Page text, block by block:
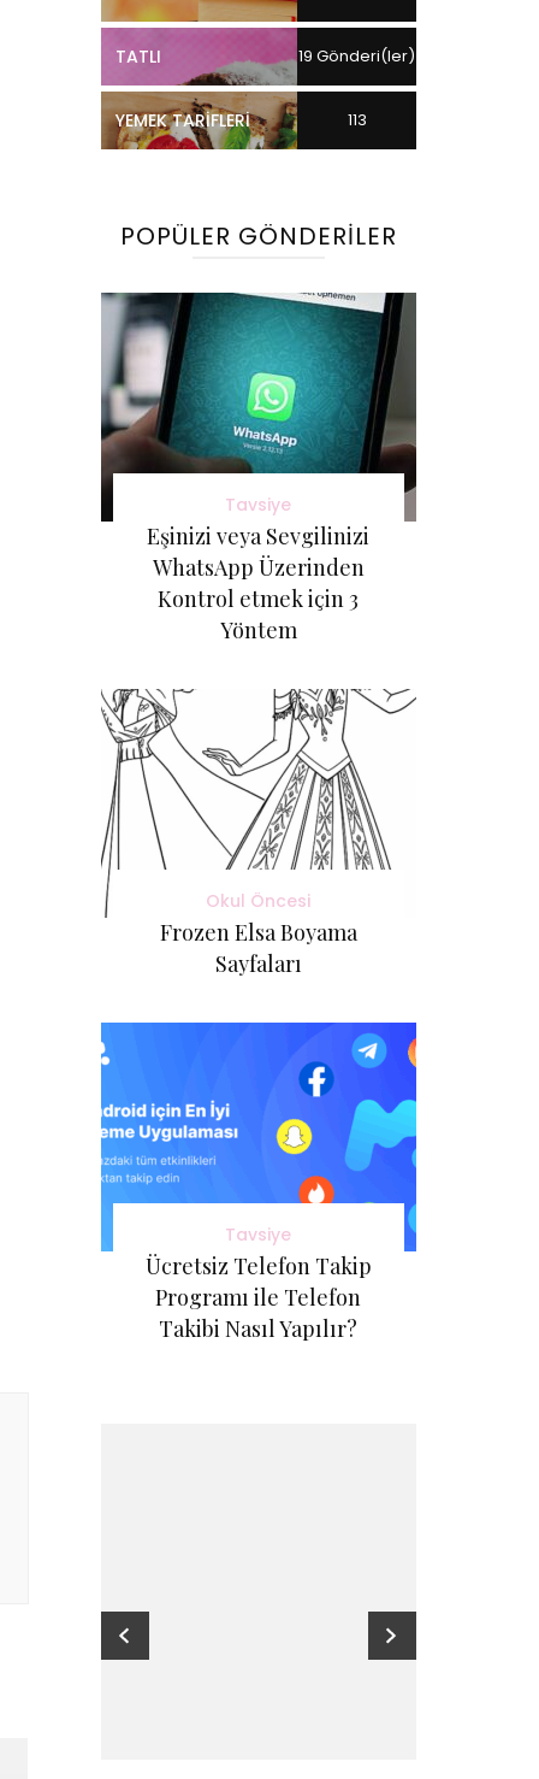
TATLI 19 Gönderi(ler)
YEMEK TARIFLERI 113
POPÜLER GÖNDERILER
Tavsiye
Eşinizi veya Sevgilinizi
WhatsApp Üzerinden
Kontrol etmek için 3
Yöntem
Okul Öncesi
Frozen Elsa Boyama
Sayfaları
Tavsiye
Ücretsiz Telefon Takip
Programı ile Telefon
Takibi Nasıl Yapılır?